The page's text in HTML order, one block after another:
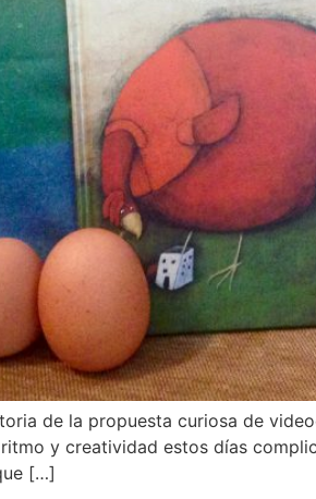
de la propuesta curiosa de
y creatividad estos días
[…]